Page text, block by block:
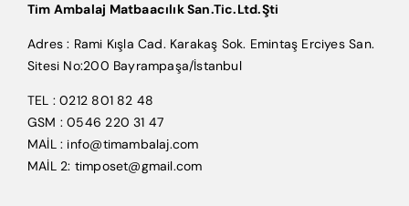
Tim Ambalaj Matbaacılık San.Tic.Ltd.Şti
Adres : Rami Kışla Cad. Karakaş Sok. Emintaş Erciyes San.
Sitesi No:200 Bayrampaşa/İstanbul
TEL : 0212 801 82 48
GSM : 0546 220 31 47
MAİL : info@timambalaj.com
MAİL 2: timposet@gmail.com